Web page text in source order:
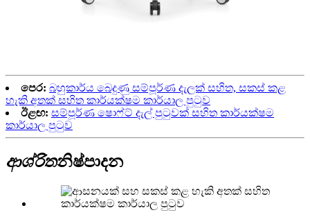
පෙර: බහුකාර්ය බෙදුණු සම්පූර්ණ දැලක් සහිත, සකස් කළ
හැකි අතක් සහිත කාර්යක්ෂම කාර්යාල පුටුව
ඊළඟ: සම්පූර්ණ ෂොෆ්ට් දැල් පුටුවක් සහිත කාර්යක්ෂම
කාර්යාල පුටුව
ආශ්රිතනිෂ්පාදන